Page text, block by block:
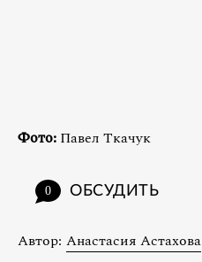
Фото: Павел Ткачук
0 ОБСУДИТЬ
Автор: Анастасия Астахова